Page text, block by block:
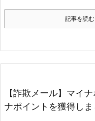
記事を読む
【詐欺メール】マイ
ナポイントを獲得しま